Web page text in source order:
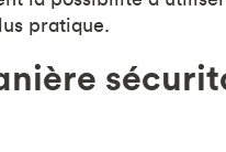
pratique.